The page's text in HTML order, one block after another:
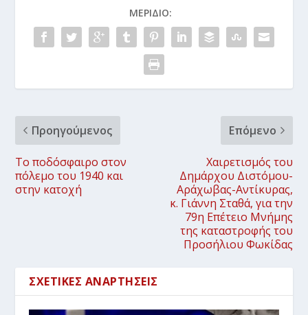
ΜΕΡΊΔΙΟ:
Προηγούμενος
Το ποδόσφαιρο στον
πόλεμο του 1940 και
στην κατοχή
Επόμενο
Χαιρετισμός του
Δημάρχου Διστόμου-
Αράχωβας-Αντίκυρας,
κ. Γιάννη Σταθά, για την
79η Επέτειο Μνήμης
της καταστροφής του
Προσήλιου Φωκίδας
ΣΧΕΤΙΚΈΣ ΑΝΑΡΤΉΣΕΙΣ